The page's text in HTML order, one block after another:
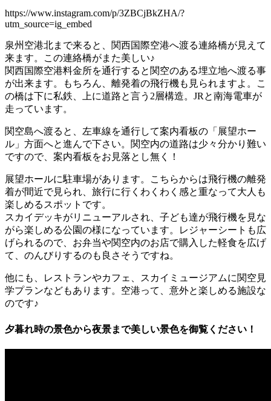
https://www.instagram.com/p/3ZBCjBkZHA/?
utm_source=ig_embed
泉州空港北まで来ると、関西国際空港へ渡る連絡橋が見えて
来ます。この連絡橋がまた美しい♪
関西国際空港料金所を通行すると関空のある埋立地へ渡る事
が出来ます。もちろん、離発着の飛行機も見られますよ。こ
の橋は下に私鉄、上に道路と言う2層構造。JRと南海電車が
走っています。
関空島へ渡ると、左車線を通行して案内看板の「展望ホー
ル」方面へと進んで下さい。関空内の道路は少々分かり難い
ですので、案内看板をお見落とし無く！
展望ホールに駐車場があります。こちらからは飛行機の離発
着が間近で見られ、旅行に行くわくわく感と重なって大人も
楽しめるスポットです。
スカイデッキがリニューアルされ、子ども達が飛行機を見な
がら楽しめる公園の様になっています。レジャーシートも広
げられるので、お弁当や関空内のお店で購入した軽食を広げ
て、のんびりするのも良さそうですね。
他にも、レストランやカフェ、スカイミュージアムに関空見
学プランなどもあります。空港って、意外と楽しめる施設な
のです♪
夕暮れ時の景色から夜景まで美しい景色を御覧ください！